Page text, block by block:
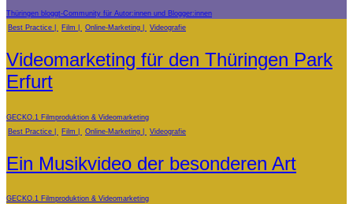
Thüringen bloggt-Community für Autor:innen und Blogger:innen
Best Practice
Film Online-Marketing Videografie
Videomarketing für den Thüringen Park
Erfurt
GECKO.1 Filmproduktion & Videomarketing
Best Practice
Film Online-Marketing Videografie
Ein Musikvideo der besonderen Art
GECKO.1 Filmproduktion & Videomarketing